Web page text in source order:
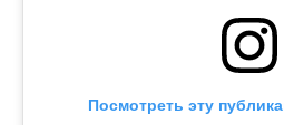
Посмотреть эту